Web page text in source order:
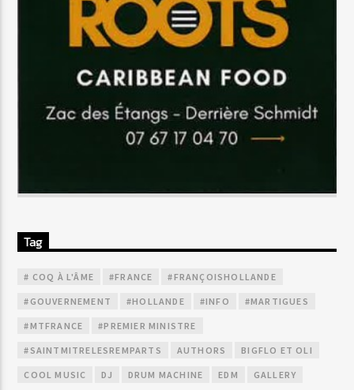
Tag
# COQ À L'ÂME #FRANCE #FRANÇOISHOLLANDE
#GOUVERNEMENT #HOLLANDE #INFO #MARTIGUES
#MTFRANCE #PREMIER MINISTRE
#SAINTMITRELESREMPARTS AUTHORS BIGFLO ET OLI
COOL MUSIC DJ DRUM MACHINE EDM GALLERY